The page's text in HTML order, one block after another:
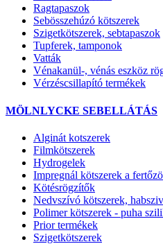
Ragtapaszok
Sebösszehúzó kötszerek
Szigetkötszerek, sebtapaszok
Tupferek, tamponok
Vatták
Vénakanül-, vénás eszköz
Vérzéscsillapító termékek
MÖLNLYCKE SEBELLÁTÁS
Alginát kotszerek
Filmkötszerek
Hydrogelek
Impregnál kötszerek a
Kötésrögzítők
Nedvszívó kötszerek,
Polimer kötszerek - puha
Prior termékek
Szigetkötszerek